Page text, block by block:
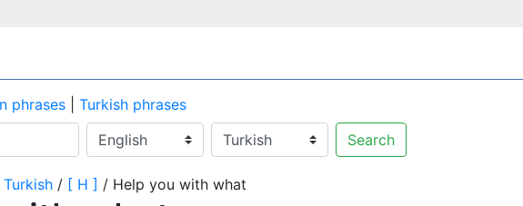
phrases
Turkish phrases
Search
/ [ H ] / Help you with what